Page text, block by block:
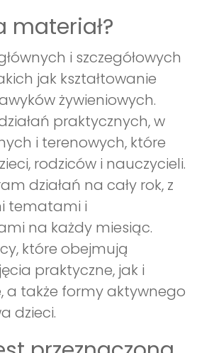
materiał?
i szczegółowych
jak kształtowanie
żywieniowych.
praktycznych, w
i terenowych, które
rodziców i nauczycieli.
działań na cały rok, z
tematami i
na każdy miesiąc.
które obejmują
praktyczne, jak i
a także formy aktywnego
dzieci.